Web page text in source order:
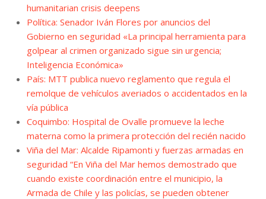
humanitarian crisis deepens
Política: Senador Iván Flores por anuncios del
Gobierno en seguridad «La principal herramienta para
golpear al crimen organizado sigue sin urgencia;
Inteligencia Económica»
País: MTT publica nuevo reglamento que regula el
remolque de vehículos averiados o accidentados en la
vía pública
Coquimbo: Hospital de Ovalle promueve la leche
materna como la primera protección del recién nacido
Viña del Mar: Alcalde Ripamonti y fuerzas armadas en
seguridad “En Viña del Mar hemos demostrado que
cuando existe coordinación entre el municipio, la
Armada de Chile y las policías, se pueden obtener